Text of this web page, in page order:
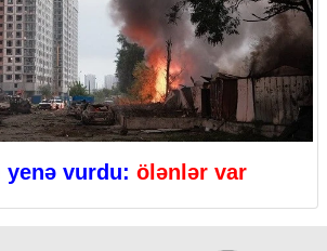
yenə vurdu: ölənlər var